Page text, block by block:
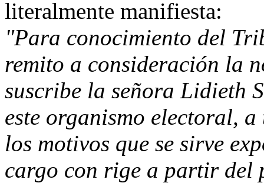
literalmente manifiesta:
"Para conocimiento del
remito a consideración la
suscribe la señora Lidieth
este organismo electoral,
los motivos que se sirve
cargo con rige a partir del